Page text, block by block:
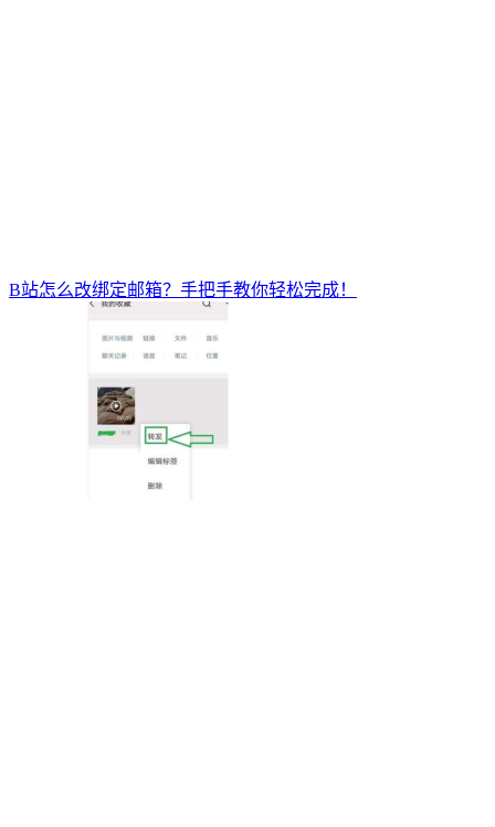
B站怎么改绑定邮箱？手把手教你轻松完成！